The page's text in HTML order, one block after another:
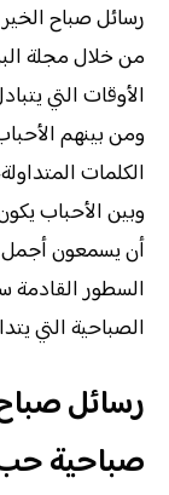
رسائل صباح
من خلال مجلة
الأوقات التي
ومن بينهم
الكلمات
وبين الأحباب
أن يسمعون أجمل
السطور
الصباحية التي
رسائل
صباحية